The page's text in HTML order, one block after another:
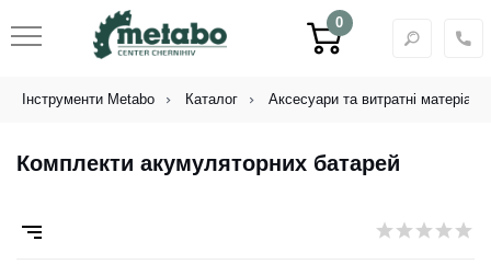
0
Інструменти Metabo Каталог Аксесуари та витратні матеріали
Комплекти акумуляторних батарей